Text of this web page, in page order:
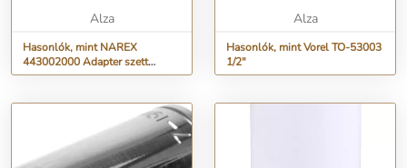
Alza
Hasonlók, mint NAREX
443002000 Adapter szett
1/4"-3/8"-1/2"
Alza
Hasonlók, mint Vorel TO-53003
1/2"